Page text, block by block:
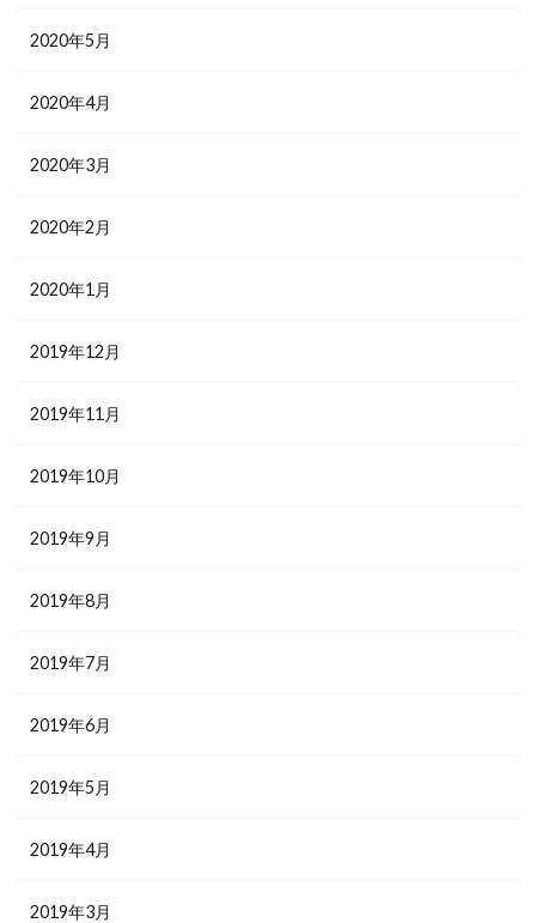
2020年5月
2020年4月
2020年3月
2020年2月
2020年1月
2019年12月
2019年11月
2019年10月
2019年9月
2019年8月
2019年7月
2019年6月
2019年5月
2019年4月
2019年3月